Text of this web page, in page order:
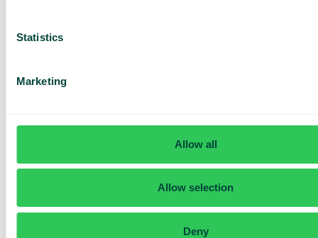
Statistics
Marketing
Allow all
Allow selection
Deny
kautta – nopeasti, helposti ja henkilökohtaisesti
räätälöity
tarjous